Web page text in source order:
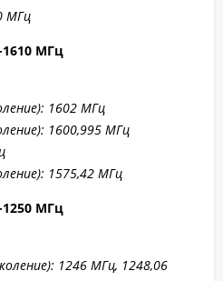
МГц
1610 МГц
1602 МГц
1600,995 МГц
1575,42 МГц
1250 МГц
1246 МГц, 1248,06